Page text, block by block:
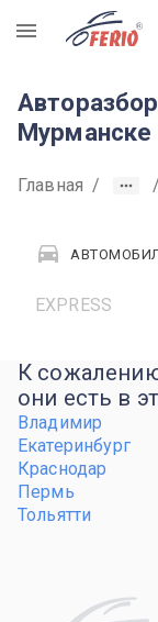
R
Мурманске
Главная / /
EXPRESS
К
они есть в
Владимир
Екатеринбург
Краснодар
Пермь
Тольятти